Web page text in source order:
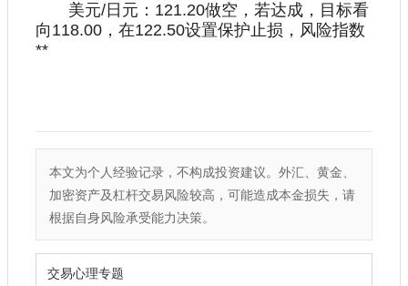
美元/日元：121.20做空，若达成，目标看
向118.00，在122.50设置保护止损，风险指数
**
本文为个人经验记录，不构成投资建议。外汇、黄金、
加密资产及杠杆交易风险较高，可能造成本金损失，请
根据自身风险承受能力决策。
交易心理专题